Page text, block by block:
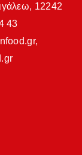
12242
43
,